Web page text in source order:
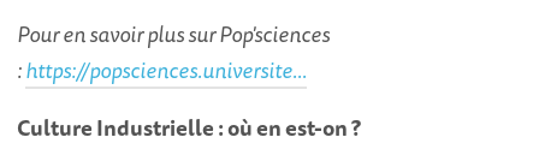
Pour en savoir plus sur Pop'sciences
:https://popsciences.universite...
Culture Industrielle : où en est-on ?